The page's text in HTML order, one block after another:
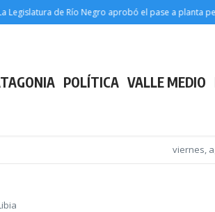
de Río Negro aprobó el pase a planta
POLÍTICA VALLE MEDIO
viernes,